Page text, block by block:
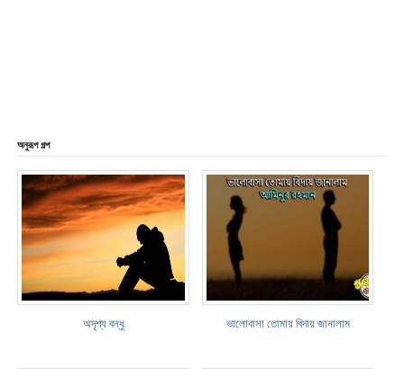
অনুরূপ গল্প
অদৃশ্য বন্ধু ভালোবাসা তোমায় বিদায় জানালাম